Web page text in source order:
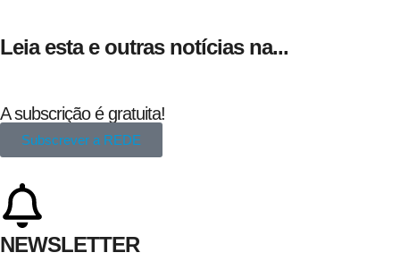
Leia esta e outras notícias na...
A subscrição é gratuita!
Subscrever a REDE
NEWSLETTER